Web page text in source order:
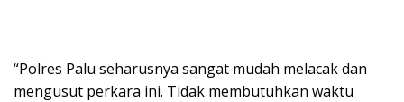
“Polres Palu seharusnya sangat mudah melacak dan
mengusut perkara ini. Tidak membutuhkan waktu